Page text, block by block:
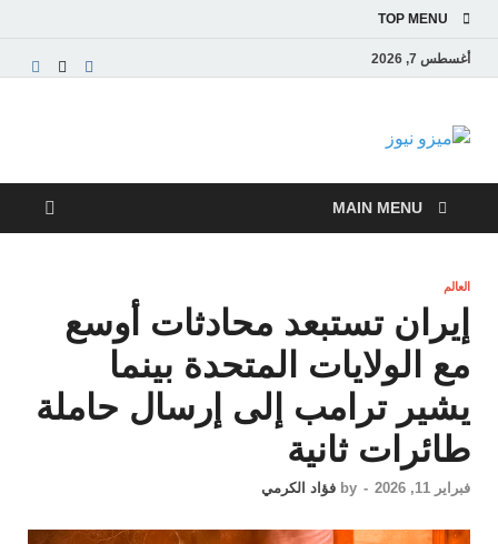
TOP MENU
أغسطس 7, 2026
ميزو نيوز
والاقتصادية
MAIN MENU
العالم
إيران تستبعد محادثات أوسع
مع الولايات المتحدة بينما
يشير ترامب إلى إرسال حاملة
طائرات ثانية
فبراير 11, 2026 -
by فؤاد الكرمي